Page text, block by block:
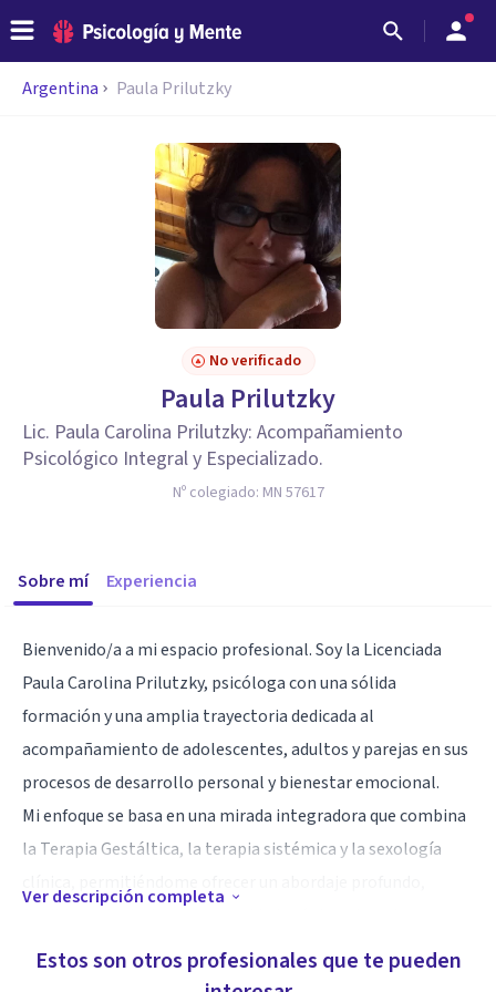
Argentina Paula Prilutzky
No verificado
Paula Prilutzky
Lic. Paula Carolina Prilutzky: Acompañamiento
Psicológico Integral y Especializado.
Nº colegiado: MN 57617
Sobre mí Experiencia
Bienvenido/a a mi espacio profesional. Soy la Licenciada
Paula Carolina Prilutzky, psicóloga con una sólida
formación y una amplia trayectoria dedicada al
acompañamiento de adolescentes, adultos y parejas en sus
procesos de desarrollo personal y bienestar emocional.
Mi enfoque se basa en una mirada integradora que combina
la Terapia Gestáltica, la terapia sistémica y la sexología
persona.
Ver descripción completa
Estos son otros profesionales que te pueden